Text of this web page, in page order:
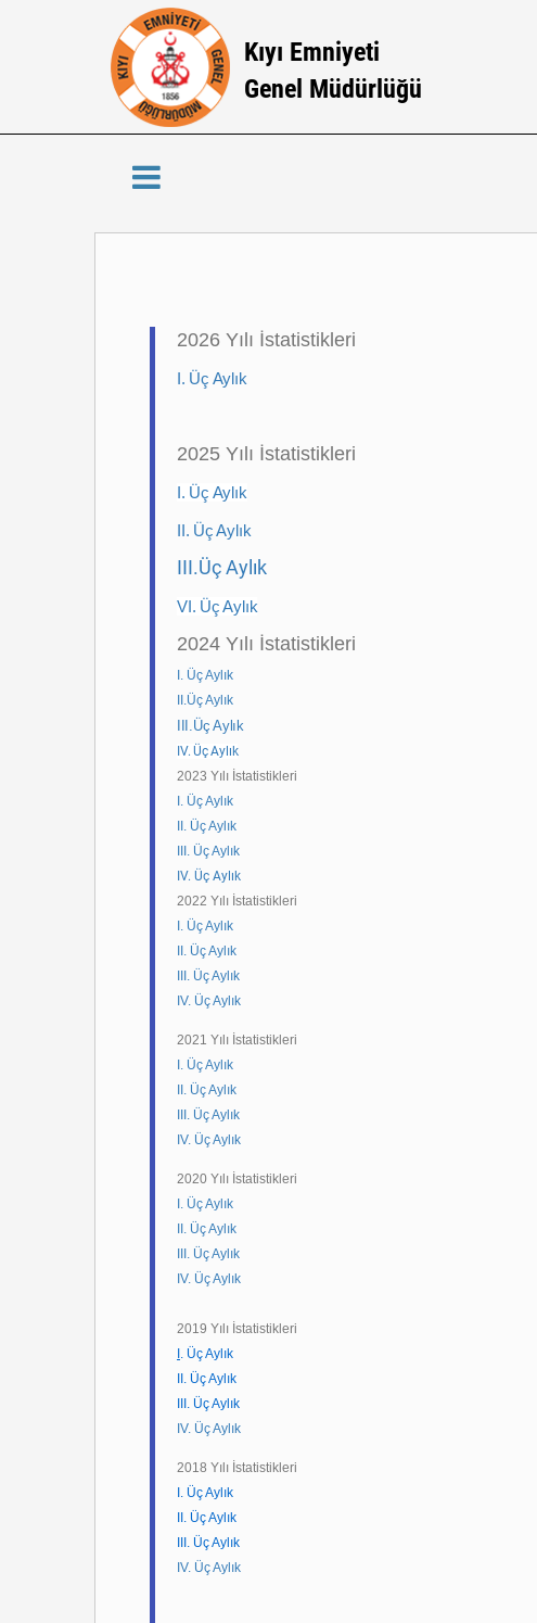
Kıyı Emniyeti
Genel Müdürlüğü
2026 Yılı İstatistikleri
I. Üç Aylık
2025 Yılı İstatistikleri
I. Üç Aylık
II. Üç Aylık
III.Üç Aylık
VI. Üç Aylık
2024 Yılı İstatistikleri
I. Üç Aylık
II.Üç Aylık
III.Üç Aylık
IV. Üç Aylık
2023 Yılı İstatistikleri
I. Üç Aylık
II. Üç Aylık
III. Üç Aylık
IV. Üç Aylık
2022 Yılı İstatistikleri
I. Üç Aylık
II. Üç Aylık
III. Üç Aylık
IV. Üç Aylık
2021 Yılı İstatistikleri
I. Üç Aylık
II. Üç Aylık
III. Üç Aylık
IV. Üç Aylık
2020 Yılı İstatistikleri
I. Üç Aylık
II. Üç Aylık
III. Üç Aylık
IV. Üç Aylık
2019 Yılı İstatistikleri
. Üç Aylık
II. Üç Aylık
III. Üç Aylık
IV. Üç Aylık
2018 Yılı İstatistikleri
I. Üç Aylık
II. Üç Aylık
III. Üç Aylık
IV. Üç Aylık